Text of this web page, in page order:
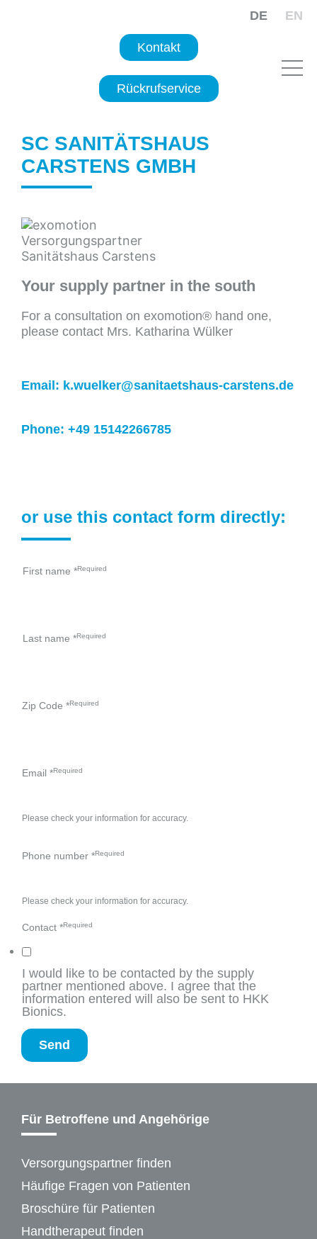
DE EN
Kontakt
Rückrufservice
SC SANITÄTSHAUS
CARSTENS GMBH
Your supply partner in the south
For a consultation on exomotion® hand one,
please contact Mrs. Katharina Wülker
Email: k.wuelker@sanitaetshaus-carstens.de
Phone: +49 15142266785
or use this contact form directly:
First name *
Last name *
Zip Code *
Email *
Please check your information for accuracy.
Phone number *
Please check your information for accuracy.
Contact *
I would like to be contacted by the supply
partner mentioned above. I agree that the
information entered will also be sent to HKK
Bionics.
Send
Für Betroffene und Angehörige
Versorgungspartner finden
Häufige Fragen von Patienten
Broschüre für Patienten
Handtherapeut finden